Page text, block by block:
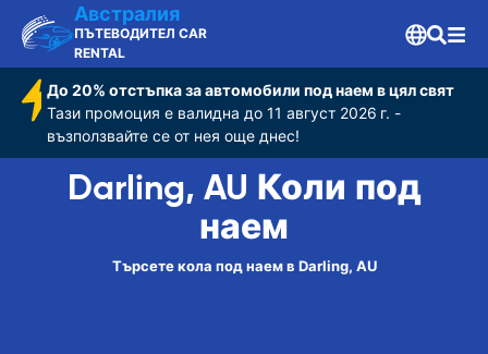
Австралия
ПЪТЕВОДИТЕЛ CAR
RENTAL
До 20% отстъпка за автомобили под наем в цял свят
Тази промоция е валидна до 11 август 2026 г. -
възползвайте се от нея още днес!
Darling, AU Коли под
наем
Търсете кола под наем в Darling, AU